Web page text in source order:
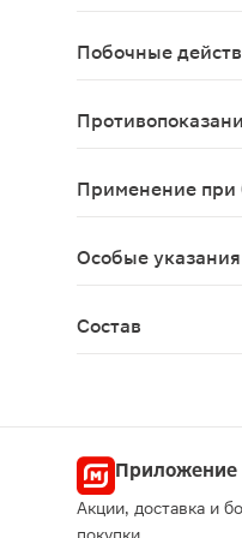
Побочные
Применение при
Особые указания
Состав
Приложение
Акции, доставка и